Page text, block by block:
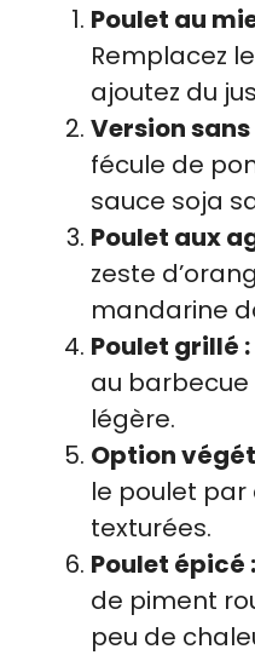
Poulet au
Remplacez
ajoutez du
Version
fécule de
sauce soja
Poulet aux
zeste
mandarine
Poulet grillé :
au barbecue
légère.
Option
le poulet par
texturées.
Poulet épicé :
de piment
peu de